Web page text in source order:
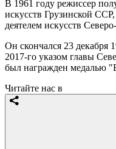
В 1961 году режиссер
искусств Грузинской
деятелем искусств
Он скончался 23 декабря
2017-го указом главы
был награжден медалью
Читайте нас в